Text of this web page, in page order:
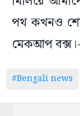
পথ কখনও
মেকআপ বক্স।-
#Bengali news